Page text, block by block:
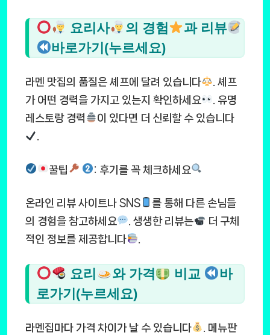
요리사 의 경험
과 리뷰
바로가기(누르세요)
라멘 맛집의 품질은 셰프에 달려 있습니다
. 셰프
가 어떤 경력을 가지고 있는지 확인하세요
. 유명
레스토랑 경력
이 있다면 더 신뢰할 수 있습니다
꿀팁 : 후기를 꼭 체크하세요
온라인 리뷰 사이트나 SNS
를 통해 다른 손님들
의 경험을 참고하세요
. 생생한 리뷰는
더 구체
적인 정보를 제공합니다
요리 와 가격 비교
바
로가기(누르세요)
라멘집마다 가격 차이가 날 수 있습니다
. 메뉴판